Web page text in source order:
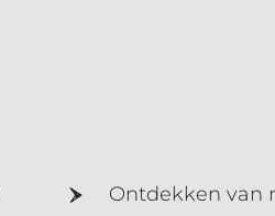
Ontdekken van